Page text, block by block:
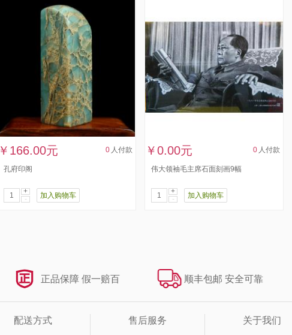
￥166.00元 0 人付款
孔府印阁
+
-
加入购物车
￥0.00元 0 人付款
伟大领袖毛主席石面刻画9幅
+
-
加入购物车
正品保障 假一赔百 顺丰包邮 安全可靠
配送方式 售后服务 关于我们